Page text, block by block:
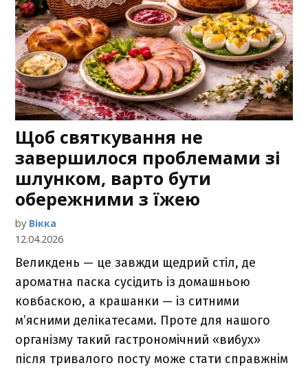
Щоб святкування не
завершилося проблемами зі
шлунком, варто бути
обережними з їжею
by Вікка
12.04.2026
Великдень — це завжди щедрий стіл, де
ароматна паска сусідить із домашньою
ковбаскою, а крашанки — із ситними
м’ясними делікатесами. Проте для нашого
організму такий гастрономічний «вибух»
після тривалого посту може стати справжнім